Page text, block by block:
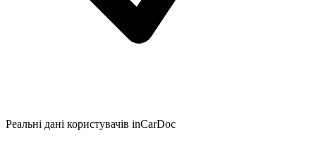
Реальні дані користувачів inCarDoc